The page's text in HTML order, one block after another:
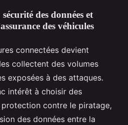
des données et
des véhicules
connectées devient
collectent des volumes
exposées à des attaques.
intérêt à choisir des
contre le piratage,
des données entre la